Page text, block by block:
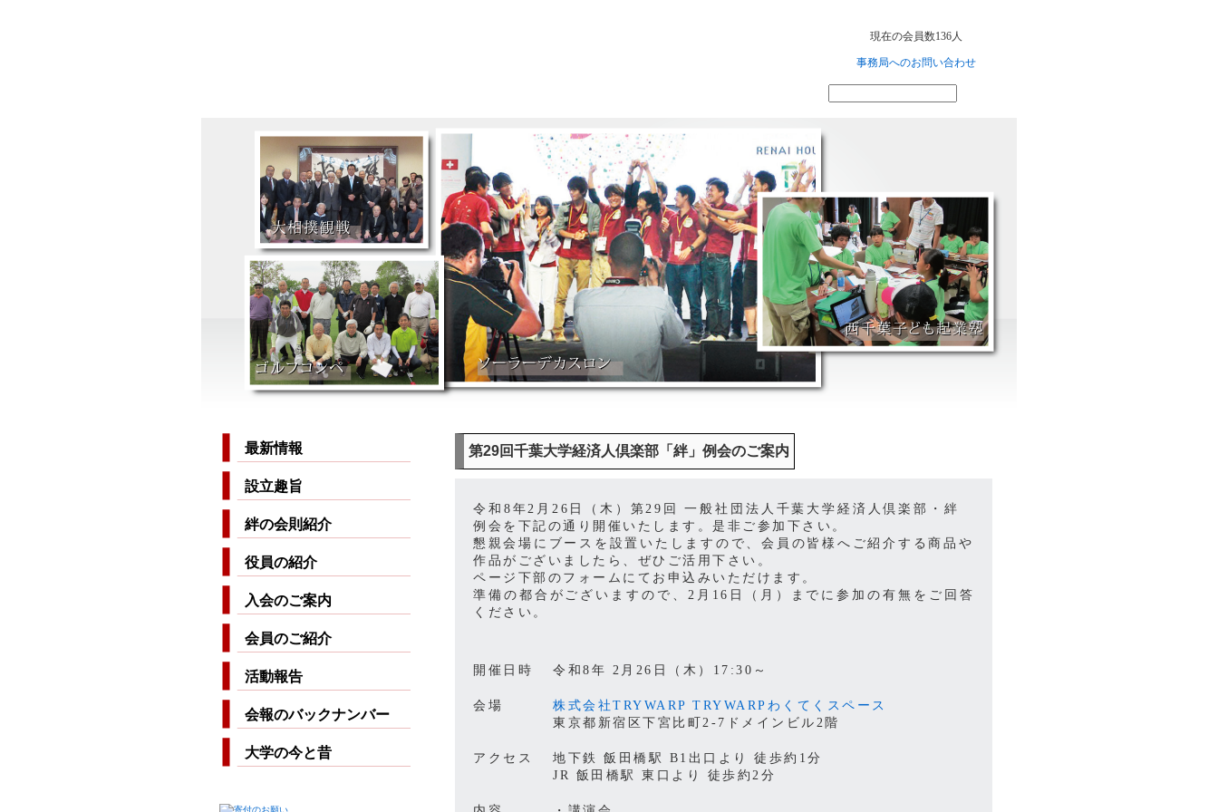
現在の会員数136人
事務局へのお問い合わせ
第29回千葉大学経済人倶楽部「絆」例会のご案内
令和8年2月26日（木）第29回 一般社団法人千葉大学経済人倶楽部・絆
例会を下記の通り開催いたします。是非ご参加下さい。
懇親会場にブースを設置いたしますので、会員の皆様へご紹介する商品や
作品がございましたら、ぜひご活用下さい。
ページ下部のフォームにてお申込みいただけます。
準備の都合がございますので、2月16日（月）までに参加の有無をご回答
ください。
開催日時 令和8年 2月26日（木）17:30～
会場
株式会社TRYWARP TRYWARPわくてくスペース
東京都新宿区下宮比町2-7ドメインビル2階
アクセス
地下鉄 飯田橋駅 B1出口より 徒歩約1分
JR 飯田橋駅 東口より 徒歩約2分
最新情報
設立趣旨
絆の会則紹介
役員の紹介
入会のご案内
会員のご紹介
活動報告
会報のバックナンバー
大学の今と昔